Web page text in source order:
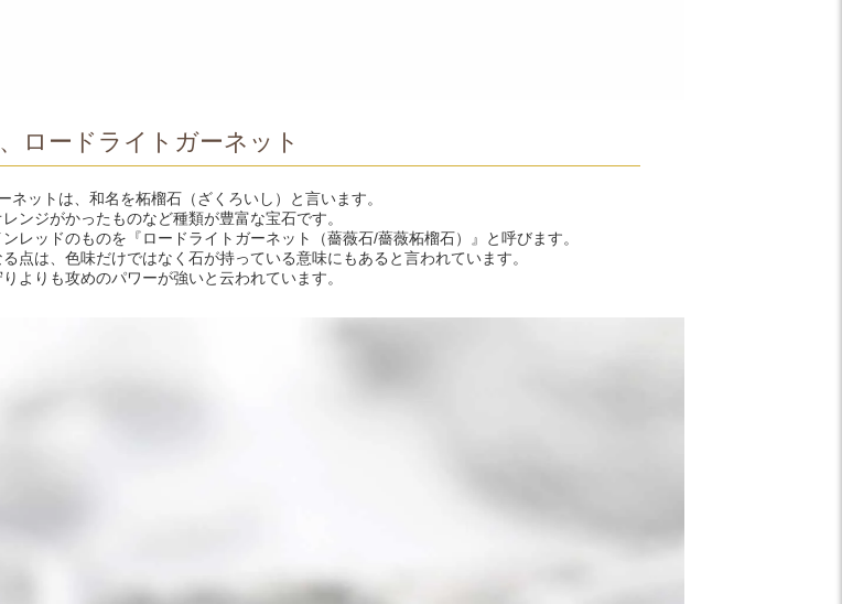
ロードライトガーネット
ネットは、和名を柘榴石（ざくろいし）と言います。
ンジがかったものなど種類が豊富な宝石です。
レッドのものを『ロードライトガーネット（薔薇石/薔薇柘榴石）』と呼びます。
点は、色味だけではなく石が持っている意味にもあると言われています。
よりも攻めのパワーが強いと云われています。